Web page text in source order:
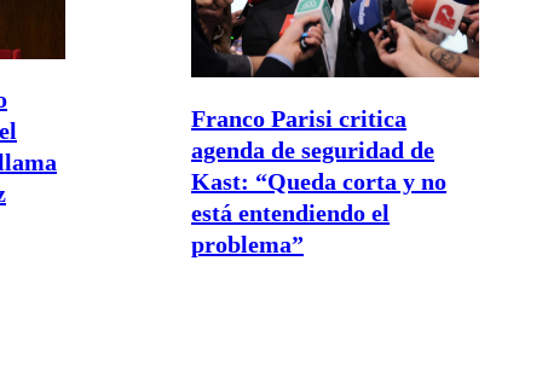
Franco Parisi critica
agenda de seguridad de
Kast: “Queda corta y no
está entendiendo el
problema”